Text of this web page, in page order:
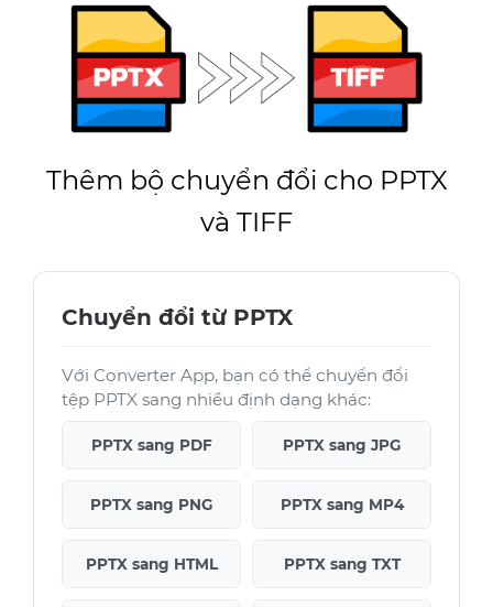
Thêm bộ chuyển đổi cho PPTX
và TIFF
Chuyển đổi từ PPTX
Với Converter App, bạn có thể chuyển đổi
tệp PPTX sang nhiều định dạng khác:
PPTX sang PDF PPTX sang JPG
PPTX sang PNG PPTX sang MP4
PPTX sang HTML PPTX sang TXT